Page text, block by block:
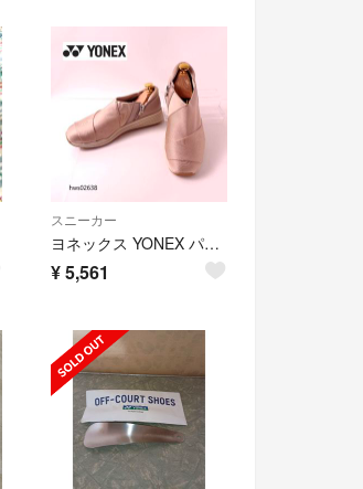
スニーカー
ヨネックス YONEX パワークッション ウォーキングシューズ 23.5cm
¥5,561